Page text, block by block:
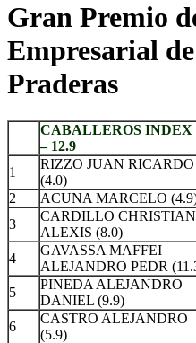
Gran Premio
Empresarial
Praderas
CABALLEROS INDEX
– 12.9
1
RIZZO JUAN RICARDO
(4.0)
2
ACUNA MARCELO
3
CARDILLO CHRISTIAN
ALEXIS (8.0)
4
GAVASSA MAFFEI
ALEJANDRO PEDR
5
PINEDA ALEJANDRO
DANIEL (9.9)
6
CASTRO ALEJANDRO
(5.9)